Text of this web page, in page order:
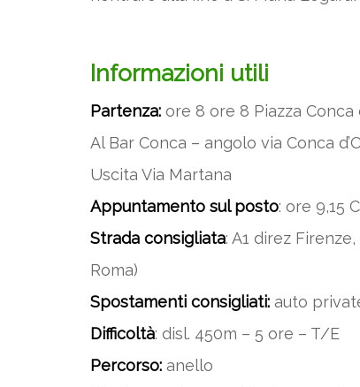
Informazioni utili
Partenza: ore 8 ore 8 Piazza Conca
Al Bar Conca – angolo via Conca
Uscita Via Martana
Appuntamento sul posto: ore 9,15
Strada consigliata: A1 direz
Roma)
Spostamenti consigliati: auto
Difficoltà: disl. 450m – 5 ore – T/E
Percorso: anello